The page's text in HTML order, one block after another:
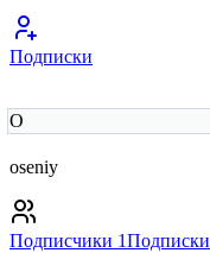
Подписки
O
oseniy
Подписчики 1Подписки